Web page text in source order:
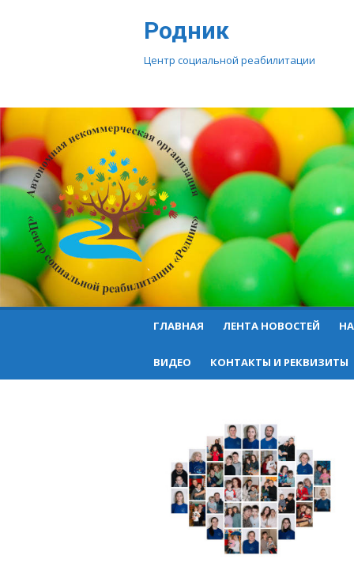
Родник
Центр социальной реабилитации
ГЛАВНАЯ ЛЕНТА НОВОСТЕЙ
ВИДЕО КОНТАКТЫ И РЕКВИЗИТЫ